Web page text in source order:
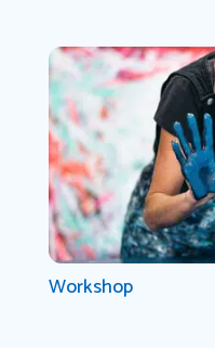
Workshop